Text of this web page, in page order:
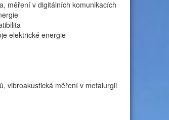
měření v digitálních komunikacích
elektrické energie
vibroakustická měření v metalurgii